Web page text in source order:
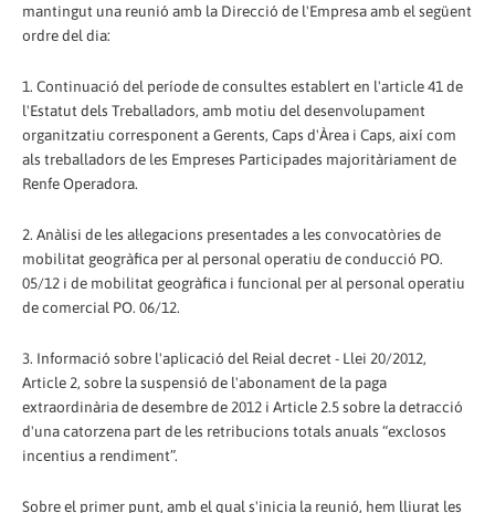
mantingut una reunió amb la Direcció de l'Empresa amb el següent
ordre del dia:
1. Continuació del període de consultes establert en l'article 41 de
l'Estatut dels Treballadors, amb motiu del desenvolupament
organitzatiu corresponent a Gerents, Caps d'Àrea i Caps, així com
als treballadors de les Empreses Participades majoritàriament de
Renfe Operadora.
2. Anàlisi de les al·legacions presentades a les convocatòries de
mobilitat geogràfica per al personal operatiu de conducció PO.
05/12 i de mobilitat geogràfica i funcional per al personal operatiu
de comercial PO. 06/12.
3. Informació sobre l'aplicació del Reial decret - Llei 20/2012,
Article 2, sobre la suspensió de l'abonament de la paga
extraordinària de desembre de 2012 i Article 2.5 sobre la detracció
d'una catorzena part de les retribucions totals anuals “exclosos
incentius a rendiment”.
Sobre el primer punt, amb el qual s'inicia la reunió, hem lliurat les